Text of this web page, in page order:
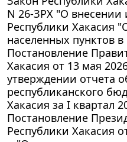
N 26-ЗРХ "О внесении
Республики Хакасия
населенных пунктов
Постановление
Хакасия от 13 мая
утверждении отчета
республиканского
Хакасия за I квартал
Постановление
Республики Хакасия